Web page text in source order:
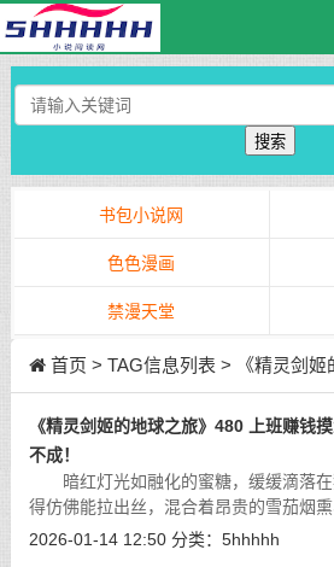
搜索
书包小说网
色色漫画
禁漫天堂
首页 > TAG信息列表 > 《精灵剑姬
《精灵剑姬的地球之旅》480 上班赚钱
不成！
暗红灯光如融化的蜜糖，缓缓滴落在
得仿佛能拉出丝，混合着昂贵的雪茄烟
的甜腥。贵宾席深处传来压抑的低笑、玻
2026-01-14 12:50 分类： 5hhhhh